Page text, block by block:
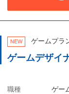
NEW ゲームプラ
ゲームデザイ
職種 ゲー